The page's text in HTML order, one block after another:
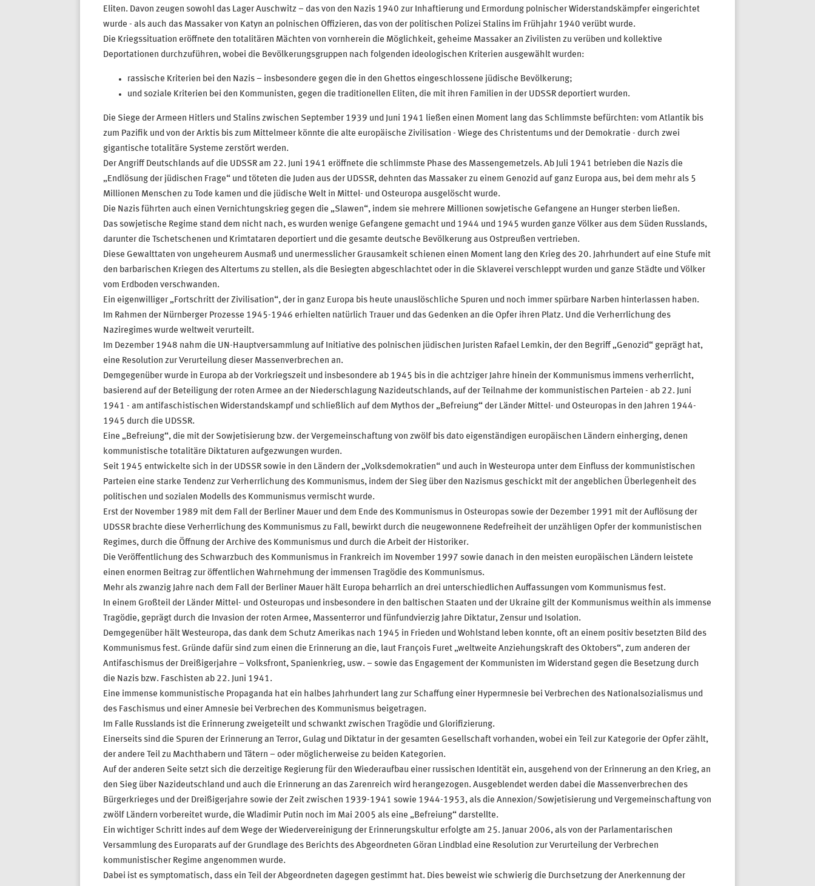
Eliten. Davon zeugen sowohl das Lager Auschwitz – das von den Nazis 1940 zur Inhaftierung und Ermordung polnischer Widerstandskämpfer eingerichtet
wurde - als auch das Massaker von Katyn an polnischen Offizieren, das von der politischen Polizei Stalins im Frühjahr 1940 verübt wurde.
Die Kriegssituation eröffnete den totalitären Mächten von vornherein die Möglichkeit, geheime Massaker an Zivilisten zu verüben und kollektive
Deportationen durchzuführen, wobei die Bevölkerungsgruppen nach folgenden ideologischen Kriterien ausgewählt wurden:
rassische Kriterien bei den Nazis – insbesondere gegen die in den Ghettos eingeschlossene jüdische Bevölkerung;
und soziale Kriterien bei den Kommunisten, gegen die traditionellen Eliten, die mit ihren Familien in der UDSSR deportiert wurden.
Die Siege der Armeen Hitlers und Stalins zwischen September 1939 und Juni 1941 ließen einen Moment lang das Schlimmste befürchten: vom Atlantik bis
zum Pazifik und von der Arktis bis zum Mittelmeer könnte die alte europäische Zivilisation - Wiege des Christentums und der Demokratie - durch zwei
gigantische totalitäre Systeme zerstört werden.
Der Angriff Deutschlands auf die UDSSR am 22. Juni 1941 eröffnete die schlimmste Phase des Massengemetzels. Ab Juli 1941 betrieben die Nazis die
„Endlösung der jüdischen Frage“ und töteten die Juden aus der UDSSR, dehnten das Massaker zu einem Genozid auf ganz Europa aus, bei dem mehr als 5
Millionen Menschen zu Tode kamen und die jüdische Welt in Mittel- und Osteuropa ausgelöscht wurde.
Die Nazis führten auch einen Vernichtungskrieg gegen die „Slawen“, indem sie mehrere Millionen sowjetische Gefangene an Hunger sterben ließen.
Das sowjetische Regime stand dem nicht nach, es wurden wenige Gefangene gemacht und 1944 und 1945 wurden ganze Völker aus dem Süden Russlands,
darunter die Tschetschenen und Krimtataren deportiert und die gesamte deutsche Bevölkerung aus Ostpreußen vertrieben.
Diese Gewalttaten von ungeheurem Ausmaß und unermesslicher Grausamkeit schienen einen Moment lang den Krieg des 20. Jahrhundert auf eine Stufe mit
den barbarischen Kriegen des Altertums zu stellen, als die Besiegten abgeschlachtet oder in die Sklaverei verschleppt wurden und ganze Städte und Völker
vom Erdboden verschwanden.
Ein eigenwilliger „Fortschritt der Zivilisation“, der in ganz Europa bis heute unauslöschliche Spuren und noch immer spürbare Narben hinterlassen haben.
Im Rahmen der Nürnberger Prozesse 1945-1946 erhielten natürlich Trauer und das Gedenken an die Opfer ihren Platz. Und die Verherrlichung des
Naziregimes wurde weltweit verurteilt.
Im Dezember 1948 nahm die UN-Hauptversammlung auf Initiative des polnischen jüdischen Juristen Rafael Lemkin, der den Begriff „Genozid“ geprägt hat,
eine Resolution zur Verurteilung dieser Massenverbrechen an.
Demgegenüber wurde in Europa ab der Vorkriegszeit und insbesondere ab 1945 bis in die achtziger Jahre hinein der Kommunismus immens verherrlicht,
basierend auf der Beteiligung der roten Armee an der Niederschlagung Nazideutschlands, auf der Teilnahme der kommunistischen Parteien - ab 22. Juni
1941 - am antifaschistischen Widerstandskampf und schließlich auf dem Mythos der „Befreiung“ der Länder Mittel- und Osteuropas in den Jahren 1944-
1945 durch die UDSSR.
Eine „Befreiung“, die mit der Sowjetisierung bzw. der Vergemeinschaftung von zwölf bis dato eigenständigen europäischen Ländern einherging, denen
kommunistische totalitäre Diktaturen aufgezwungen wurden.
Seit 1945 entwickelte sich in der UDSSR sowie in den Ländern der „Volksdemokratien“ und auch in Westeuropa unter dem Einfluss der kommunistischen
Parteien eine starke Tendenz zur Verherrlichung des Kommunismus, indem der Sieg über den Nazismus geschickt mit der angeblichen Überlegenheit des
politischen und sozialen Modells des Kommunismus vermischt wurde.
Erst der November 1989 mit dem Fall der Berliner Mauer und dem Ende des Kommunismus in Osteuropas sowie der Dezember 1991 mit der Auflösung der
UDSSR brachte diese Verherrlichung des Kommunismus zu Fall, bewirkt durch die neugewonnene Redefreiheit der unzähligen Opfer der kommunistischen
Regimes, durch die Öffnung der Archive des Kommunismus und durch die Arbeit der Historiker.
Die Veröffentlichung des Schwarzbuch des Kommunismus in Frankreich im November 1997 sowie danach in den meisten europäischen Ländern leistete
einen enormen Beitrag zur öffentlichen Wahrnehmung der immensen Tragödie des Kommunismus.
Mehr als zwanzig Jahre nach dem Fall der Berliner Mauer hält Europa beharrlich an drei unterschiedlichen Auffassungen vom Kommunismus fest.
In einem Großteil der Länder Mittel- und Osteuropas und insbesondere in den baltischen Staaten und der Ukraine gilt der Kommunismus weithin als immense
Tragödie, geprägt durch die Invasion der roten Armee, Massenterror und fünfundvierzig Jahre Diktatur, Zensur und Isolation.
Demgegenüber hält Westeuropa, das dank dem Schutz Amerikas nach 1945 in Frieden und Wohlstand leben konnte, oft an einem positiv besetzten Bild des
Kommunismus fest. Gründe dafür sind zum einen die Erinnerung an die, laut François Furet „weltweite Anziehungskraft des Oktobers“, zum anderen der
Antifaschismus der Dreißigerjahre – Volksfront, Spanienkrieg, usw. – sowie das Engagement der Kommunisten im Widerstand gegen die Besetzung durch
die Nazis bzw. Faschisten ab 22. Juni 1941.
Eine immense kommunistische Propaganda hat ein halbes Jahrhundert lang zur Schaffung einer Hypermnesie bei Verbrechen des Nationalsozialismus und
des Faschismus und einer Amnesie bei Verbrechen des Kommunismus beigetragen.
Im Falle Russlands ist die Erinnerung zweigeteilt und schwankt zwischen Tragödie und Glorifizierung.
Einerseits sind die Spuren der Erinnerung an Terror, Gulag und Diktatur in der gesamten Gesellschaft vorhanden, wobei ein Teil zur Kategorie der Opfer zählt,
der andere Teil zu Machthabern und Tätern – oder möglicherweise zu beiden Kategorien.
Auf der anderen Seite setzt sich die derzeitige Regierung für den Wiederaufbau einer russischen Identität ein, ausgehend von der Erinnerung an den Krieg, an
den Sieg über Nazideutschland und auch die Erinnerung an das Zarenreich wird herangezogen. Ausgeblendet werden dabei die Massenverbrechen des
Bürgerkrieges und der Dreißigerjahre sowie der Zeit zwischen 1939-1941 sowie 1944-1953, als die Annexion/Sowjetisierung und Vergemeinschaftung von
zwölf Ländern vorbereitet wurde, die Wladimir Putin noch im Mai 2005 als eine „Befreiung“ darstellte.
Ein wichtiger Schritt indes auf dem Wege der Wiedervereinigung der Erinnerungskultur erfolgte am 25. Januar 2006, als von der Parlamentarischen
Versammlung des Europarats auf der Grundlage des Berichts des Abgeordneten Göran Lindblad eine Resolution zur Verurteilung der Verbrechen
kommunistischer Regime angenommen wurde.
Dabei ist es symptomatisch, dass ein Teil der Abgeordneten dagegen gestimmt hat. Dies beweist wie schwierig die Durchsetzung der Anerkennung der